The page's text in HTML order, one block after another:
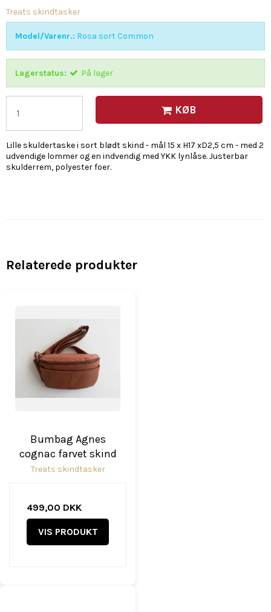
Treats skindtasker
Model/Varenr.: Rosa sort Common
Lagerstatus: På lager
KØB
Lille skuldertaske i sort blødt skind - mål 15 x H17 xD2,5 cm - med 2
udvendige lommer og en indvendig med YKK lynlåse. Justerbar
skulderrem, polyester foer.
Relaterede produkter
Bumbag Agnes
cognac farvet skind
Treats skindtasker
499,00 DKK
VIS PRODUKT